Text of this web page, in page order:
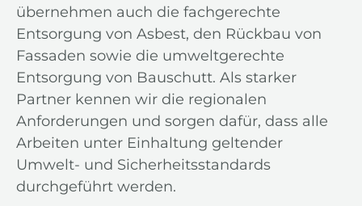
übernehmen auch die fachgerechte
Entsorgung von Asbest, den Rückbau von
Fassaden sowie die umweltgerechte
Entsorgung von Bauschutt. Als starker
Partner kennen wir die regionalen
Anforderungen und sorgen dafür, dass alle
Arbeiten unter Einhaltung geltender
Umwelt- und Sicherheitsstandards
durchgeführt werden.